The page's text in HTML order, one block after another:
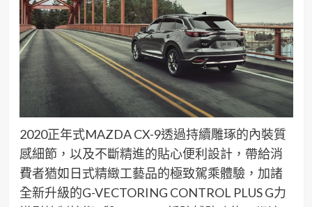
2020正年式MAZDA CX-9透過持續雕琢的內裝質
感細節，以及不斷精進的貼心便利設計，帶給消
費者猶如日式精緻工藝品的極致駕乘體驗，加諸
全新升級的G-VECTORING CONTROL PLUS G力